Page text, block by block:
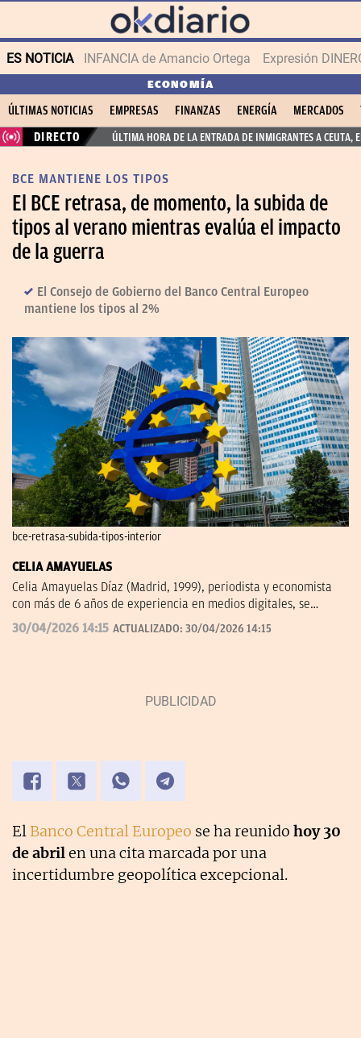
ES NOTICIA INFANCIA de Amancio Ortega Expresión
ECONOMÍA
ÚLTIMAS NOTICIAS EMPRESAS FINANZAS ENERGÍA MERCADOS
DIRECTO
ÚLTIMA HORA DE LA ENTRADA DE INMIGRANTES A CEUTA,
BCE MANTIENE LOS TIPOS
El BCE retrasa, de momento, la subida de
tipos al verano mientras evalúa el impacto
de la guerra
El Consejo de Gobierno del Banco Central Europeo
mantiene los tipos al 2%
bce-retrasa-subida-tipos-interior
CELIA AMAYUELAS
Celia Amayuelas Díaz (Madrid, 1999), periodista y economista
con más de 6 años de experiencia en medios digitales, se
incorporó a OKDIARIO en 2026 procedente de finanzas.com, 'El
Español' y Capital Radio. Puedes contactar conmigo en
30/04/2026 14:15 ACTUALIZADO: 30/04/2026 14:15
El Banco Central Europeo se ha reunido hoy 30
de abrilen unacita marcada por una
incertidumbre geopolítica excepcional.